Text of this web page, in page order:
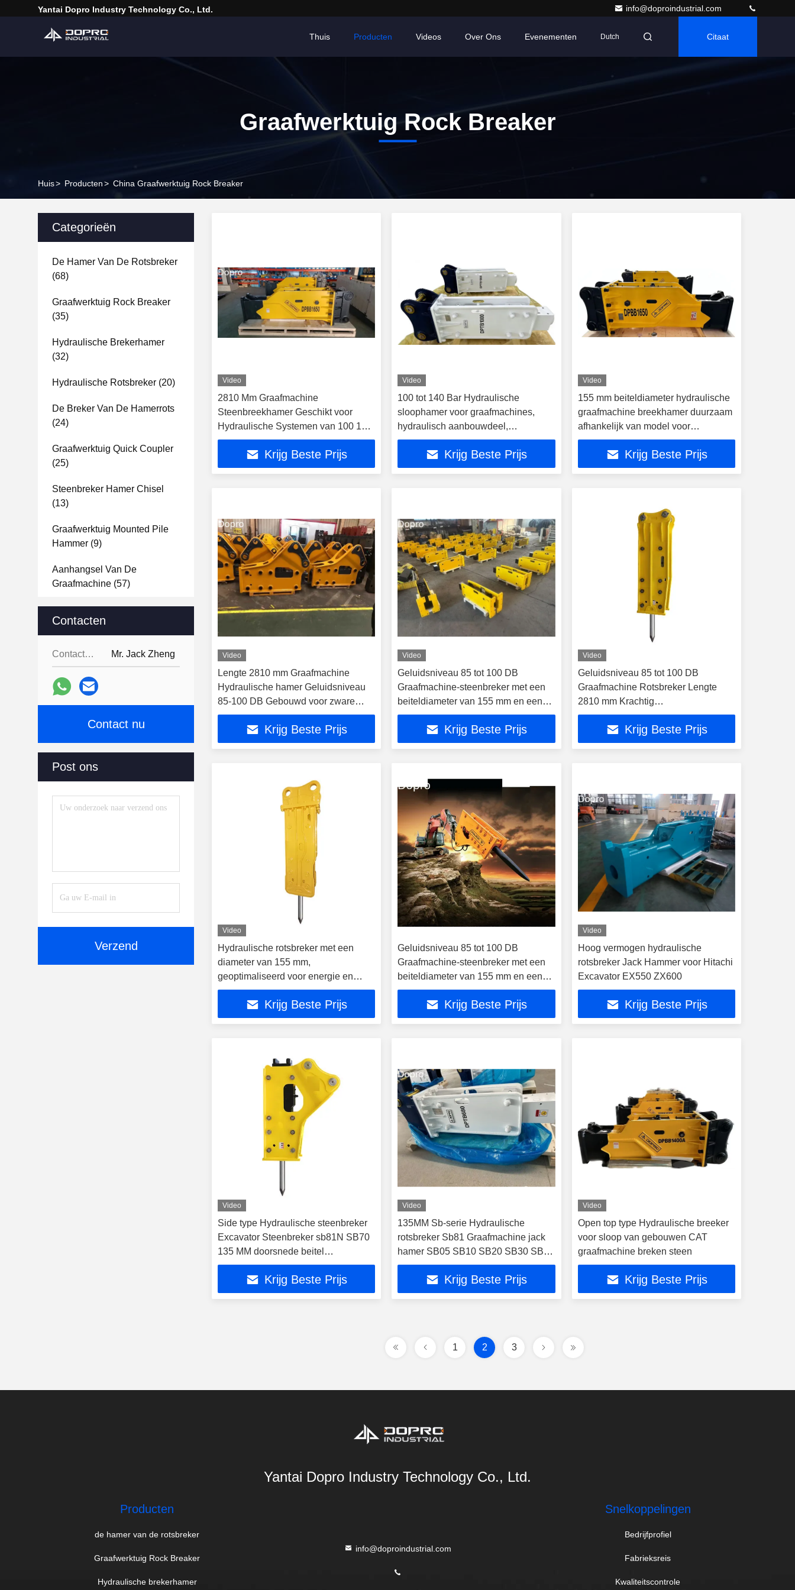
Yantai Dopro Industry Technology Co., Ltd. info@doproindustrial.com
Thuis Producten Videos Over Ons Evenementen Dutch Citaat
Graafwerktuig Rock Breaker
Huis> Producten> China Graafwerktuig Rock Breaker
Categorieën
De Hamer Van De Rotsbreker
(68)
Graafwerktuig Rock Breaker
(35)
Hydraulische Brekerhamer
(32)
Hydraulische Rotsbreker (20)
De Breker Van De Hamerrots
(24)
Graafwerktuig Quick Coupler
(25)
Steenbreker Hamer Chisel
(13)
Graafwerktuig Mounted Pile
Hammer (9)
Aanhangsel Van De
Graafmachine (57)
Mini Excavator Machine(12)
Hydraulische Concrete
Pulverizer
(15)
Graafwerktuig Hydraulic
Shear
(13)
Hulpstuk (16)
Zuivere Vloeibare
Explosieven Met Steenhamer
Contacten
Contacten: Mr. Jack Zheng
Contact nu
Post ons
Verzend
Video
2810 Mm Graafmachine
Steenbreekhamer Geschikt voor
Hydraulische Systemen van 100 140
Bar Druk Gebruikt in Wegenbouw en
Mijnbouw
Krijg Beste Prijs
Video
100 tot 140 Bar Hydraulische
sloophamer voor graafmachines,
hydraulisch aanbouwdeel,
afhankelijk van model, ontworpen
voor maximale impact en
duurzaamheid
Krijg Beste Prijs
Video
155 mm beiteldiameter hydraulische
graafmachine breekhamer duurzaam
afhankelijk van model voor
langdurige bouwprojecten
Krijg Beste Prijs
Video
Lengte 2810 mm Graafmachine
Hydraulische hamer Geluidsniveau
85-100 DB Gebouwd voor zware
graaf- en bouwmiddelen
Krijg Beste Prijs
Video
Geluidsniveau 85 tot 100 DB
Graafmachine-steenbreker met een
beiteldiameter van 155 mm en een
lengte van 2810 mm, perfect voor
steengroevewerkzaamheden
Krijg Beste Prijs
Video
Geluidsniveau 85 tot 100 DB
Graafmachine Rotsbreker Lengte
2810 mm Krachtig
Rotsbrekingsinstrument voor
bouwterreinenKrijg Beste Prijs
Video
Hydraulische rotsbreker met een
diameter van 155 mm,
geoptimaliseerd voor energie en
maximale slagkracht bij
rotsbrekingenKrijg Beste Prijs
Geluidsniveau 85 tot 100 DB
Graafmachine-steenbreker met een
beiteldiameter van 155 mm en een
lengte van 2810 mm voor het breken
van materiaalKrijg Beste Prijs
Video
Hoog vermogen hydraulische
rotsbreker Jack Hammer voor Hitachi
Excavator EX550 ZX600
Krijg Beste Prijs
Video
Side type Hydraulische steenbreker
Excavator Steenbreker sb81N SB70
135 MM doorsnede beitel
gereedschappen
Krijg Beste Prijs
Video
135MM Sb-serie Hydraulische
rotsbreker Sb81 Graafmachine jack
hamer SB05 SB10 SB20 SB30 SB35
SB40 SB43 SB50 SB70 KOREA
SOOSAN
Krijg Beste Prijs
Video
Open top type Hydraulische breeker
voor sloop van gebouwen CAT
graafmachine breken steen
Krijg Beste Prijs
1 2 3
Yantai Dopro Industry Technology Co., Ltd.
Producten
de hamer van de rotsbreker
Graafwerktuig Rock Breaker
Hydraulische brekerhamer
info@doproindustrial.com
Snelkoppelingen
Bedrijfprofiel
Fabrieksreis
Kwaliteitscontrole